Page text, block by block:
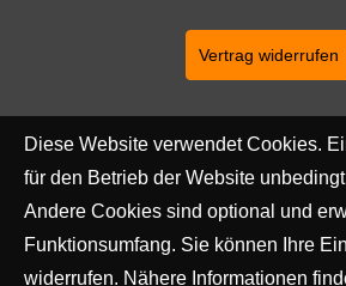
Vertrag widerrufen
Diese Website verwendet Cookies.
für den Betrieb der Website
Andere Cookies sind optional und
Funktionsumfang. Sie können Ihre
widerrufen. Nähere Informationen